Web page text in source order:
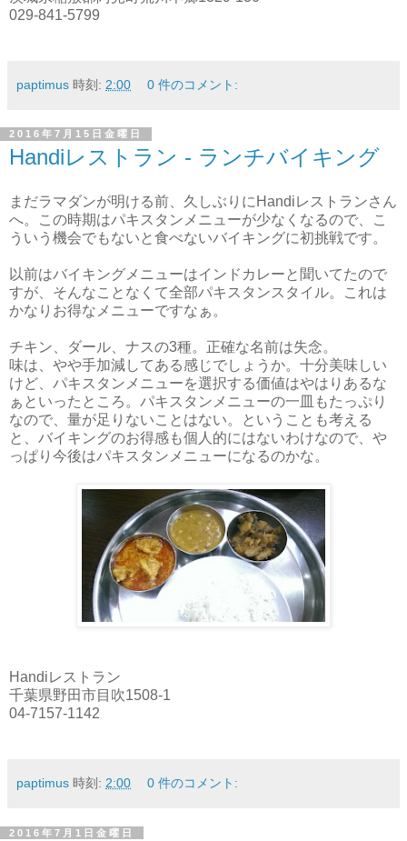
029-841-5799
paptimus 時刻: 2:00 0 件のコメント:
2016年7月15日金曜日
Handiレストラン - ランチバイキング
まだラマダンが明ける前、久しぶりにHandiレストランさん
へ。この時期はパキスタンメニューが少なくなるので、こ
ういう機会でもないと食べないバイキングに初挑戦です。
以前はバイキングメニューはインドカレーと聞いてたので
すが、そんなことなくて全部パキスタンスタイル。これは
かなりお得なメニューですなぁ。
チキン、ダール、ナスの3種。正確な名前は失念。
味は、やや手加減してある感じでしょうか。十分美味しい
けど、パキスタンメニューを選択する価値はやはりあるな
ぁといったところ。パキスタンメニューの一皿もたっぷり
なので、量が足りないことはない。ということも考える
と、バイキングのお得感も個人的にはないわけなので、や
っぱり今後はパキスタンメニューになるのかな。
Handiレストラン
千葉県野田市目吹1508-1
04-7157-1142
paptimus 時刻: 2:00 0 件のコメント:
2016年7月1日金曜日